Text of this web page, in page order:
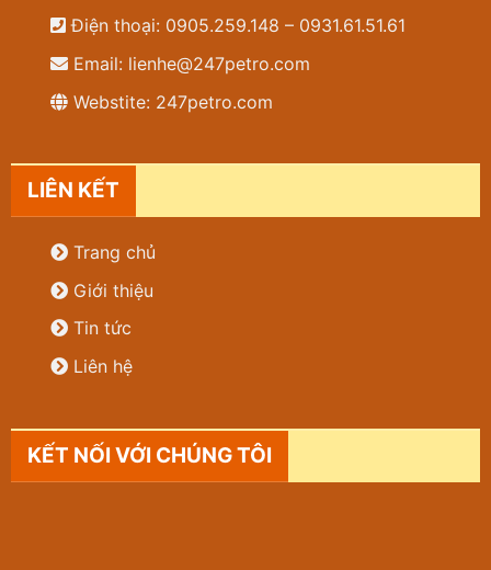
Điện thoại: 0905.259.148 – 0931.61.51.61
Email: lienhe@247petro.com
Webstite: 247petro.com
LIÊN KẾT
Trang chủ
Giới thiệu
Tin tức
Liên hệ
KẾT NỐI VỚI CHÚNG TÔI